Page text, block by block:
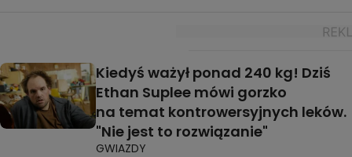
Kiedyś ważył ponad 240 kg! Dziś
Ethan Suplee mówi gorzko
na temat kontrowersyjnych leków.
"Nie jest to rozwiązanie"
GWIAZDY